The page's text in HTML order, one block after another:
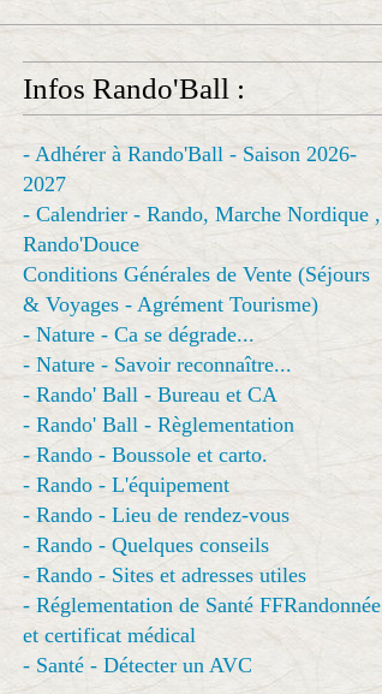
Infos Rando'Ball :
- Adhérer à Rando'Ball - Saison 2026-
2027
- Calendrier - Rando, Marche Nordique ,
Rando'Douce
Conditions Générales de Vente (Séjours
& Voyages - Agrément Tourisme)
- Nature - Ca se dégrade...
- Nature - Savoir reconnaître...
- Rando' Ball - Bureau et CA
- Rando' Ball - Règlementation
- Rando - Boussole et carto.
- Rando - L'équipement
- Rando - Lieu de rendez-vous
- Rando - Quelques conseils
- Rando - Sites et adresses utiles
- Réglementation de Santé FFRandonnée
et certificat médical
- Santé - Détecter un AVC